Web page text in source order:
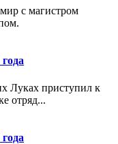
с магистром
Луках приступил к
отряд...